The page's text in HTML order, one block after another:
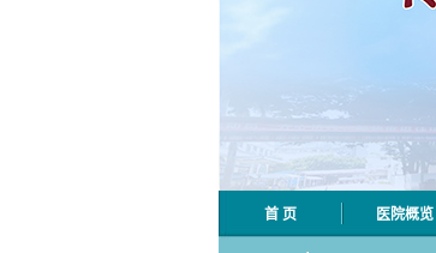
首 页 医院概览
2026-08-06 揭阳